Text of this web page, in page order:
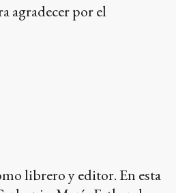
agradecer por el
librero y editor. En esta